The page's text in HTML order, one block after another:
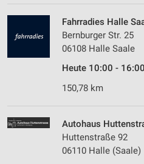
Fahrradies Halle
Bernburger Str. 25
06108 Halle Saale
Heute 10:00 -
150,78 km
Autohaus
Huttenstraße 92
06110 Halle (Saale)